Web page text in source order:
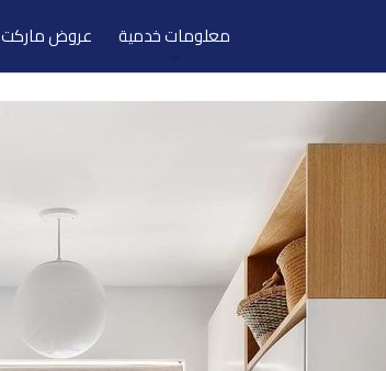
معلومات خدمية عروض ماركت BIM و A101 و Şok
قسم الانترنت والاستضافة